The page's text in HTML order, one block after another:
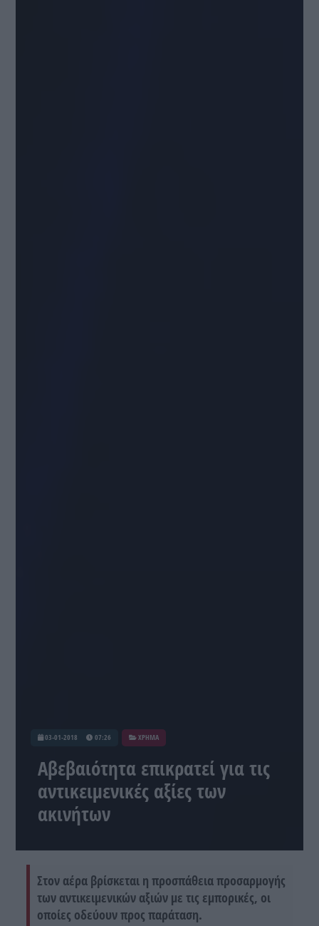
03-01-2018 07:26 ΧΡΗΜΑ
Αβεβαιότητα επικρατεί για τις
αντικειμενικές αξίες των
ακινήτων
Στον αέρα βρίσκεται η προσπάθεια προσαρμογής
των αντικειμενικών αξιών με τις εμπορικές, οι
οποίες οδεύουν προς παράταση.